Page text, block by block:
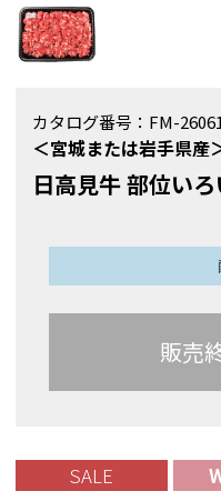
カタログ番号： FM-
＜宮城または岩手県産
日高見牛 部位い
販売
SALE